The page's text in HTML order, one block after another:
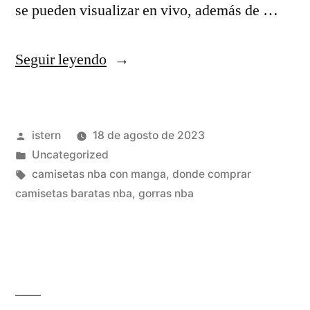
se pueden visualizar en vivo, además de …
Seguir leyendo«colgar
decoracion»
Publicado
por
istern
18 de agosto de 2023
Publicado
en
Uncategorized
Etiquetas:
camisetas nba con manga, donde comprar
camisetas baratas nba, gorras nba